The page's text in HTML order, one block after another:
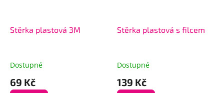
Stěrka plastová 3M
Dostupné
69 Kč
Stěrka plastová s filcem
Dostupné
139 Kč